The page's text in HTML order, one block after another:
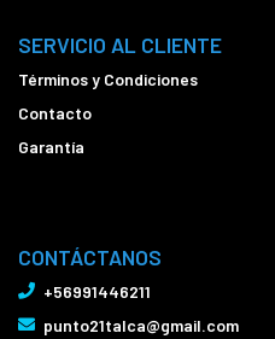
SERVICIO AL CLIENTE
Términos y Condiciones
Contacto
Garantía
CONTÁCTANOS
+56991446211
punto21talca@gmail.com